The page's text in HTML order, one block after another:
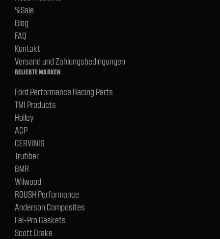
%Sale
Blog
FAQ
Kontakt
Versand und Zahlungsbedingungen
BELIEBTE MARKEN
Ford Performance Racing Parts
TMI Products
Holley
ACP
CERVINIS
Trufiber
BMR
Wilwood
ROUSH Performance
Anderson Composites
Fel-Pro Gaskets
Scott Drake